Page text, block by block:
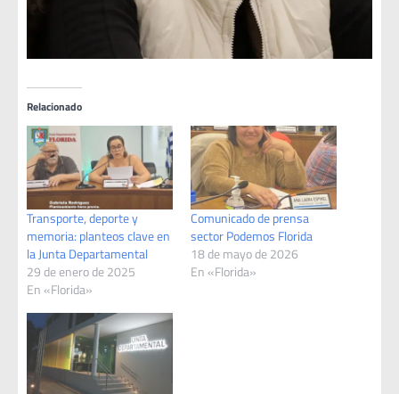
Relacionado
Transporte, deporte y
memoria: planteos clave en
la Junta Departamental
29 de enero de 2025
En «Florida»
Comunicado de prensa
sector Podemos Florida
18 de mayo de 2026
En «Florida»